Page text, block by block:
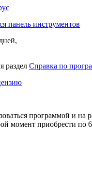
панель инструментов
,
раздел Справка по
программой и на
момент приобрести по